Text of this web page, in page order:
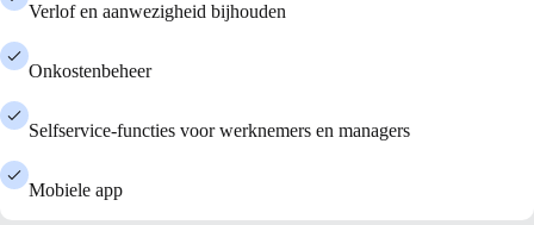
Verlof en aanwezigheid bijhouden
Onkostenbeheer
Selfservice-functies voor werknemers en managers
Mobiele app